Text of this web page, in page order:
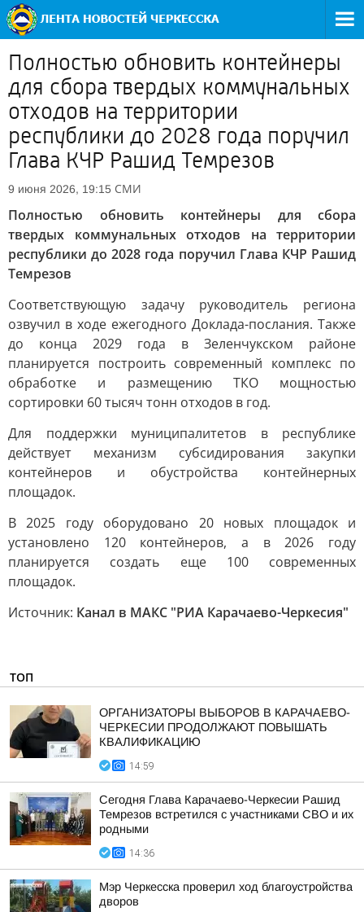
Полностью обновить контейнеры
для сбора твердых коммунальных
отходов на территории
республики до 2028 года поручил
Глава КЧР Рашид Темрезов
9 июня 2026, 19:15 СМИ
Полностью обновить контейнеры для сбора
твердых коммунальных отходов на территории
республики до 2028 года поручил Глава КЧР Рашид
Темрезов
Соответствующую задачу руководитель региона
озвучил в ходе ежегодного Доклада-послания. Также
до конца 2029 года в Зеленчукском районе
планируется построить современный комплекс по
обработке и размещению ТКО мощностью
сортировки 60 тысяч тонн отходов в год.
Для поддержки муниципалитетов в республике
действует механизм субсидирования закупки
контейнеров и обустройства контейнерных
площадок.
В 2025 году оборудовано 20 новых площадок и
установлено 120 контейнеров, а в 2026 году
планируется создать еще 100 современных
площадок.
Источник: Канал в МАКС "РИА Карачаево-Черкесия"
ТОП
ОРГАНИЗАТОРЫ ВЫБОРОВ В КАРАЧАЕВО-
ЧЕРКЕСИИ ПРОДОЛЖАЮТ ПОВЫШАТЬ
КВАЛИФИКАЦИЮ
14:59
Сегодня Глава Карачаево-Черкесии Рашид
Темрезов встретился с участниками СВО и их
родными
14:36
Мэр Черкесска проверил ход благоустройства
дворов